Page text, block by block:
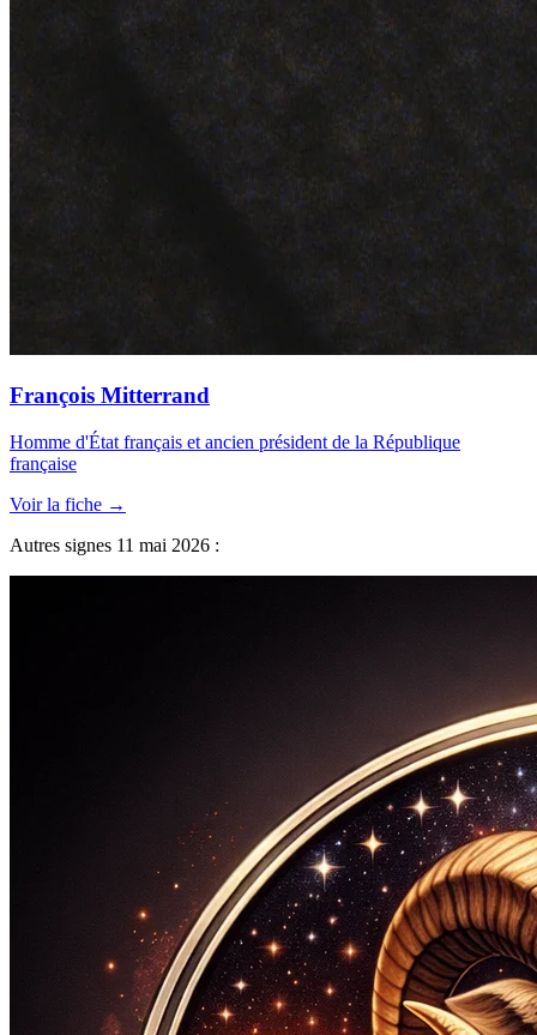
François Mitterrand
Homme d'État français et ancien président de la République
française
Voir la fiche →
Autres signes 11 mai 2026 :